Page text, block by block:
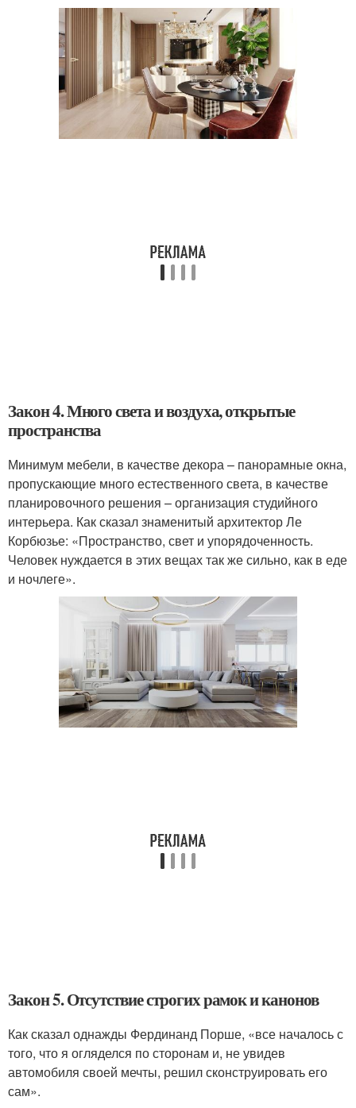
Закон 4. Много света и воздуха, открытые
пространства
Минимум мебели, в качестве декора – панорамные окна,
пропускающие много естественного света, в качестве
планировочного решения – организация студийного
интерьера. Как сказал знаменитый архитектор Ле
Корбюзье: «Пространство, свет и упорядоченность.
Человек нуждается в этих вещах так же сильно, как в еде
и ночлеге».
Закон 5. Отсутствие строгих рамок и канонов
Как сказал однажды Фердинанд Порше, «все началось с
того, что я огляделся по сторонам и, не увидев
автомобиля своей мечты, решил сконструировать его
сам».